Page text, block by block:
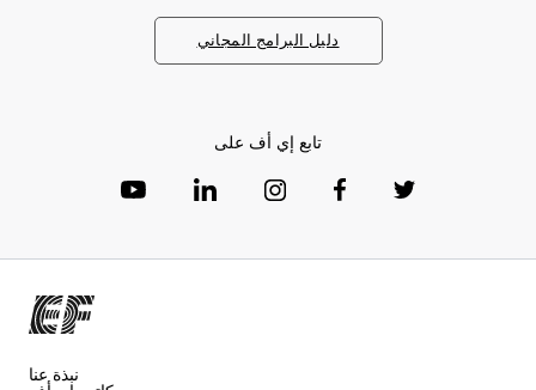
دليل البرامج المجاني
تابع إي أف على
نبذة عنا